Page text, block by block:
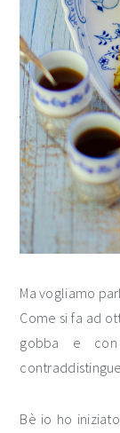
Ma vogliamo
Come si fa ad
gobba e
Bè io ho